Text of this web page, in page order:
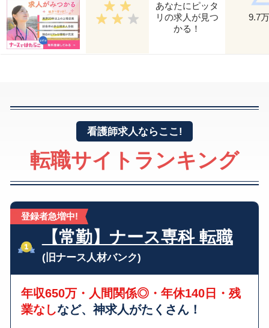
あなたにピッタ
リの求人が見つ
かる！
9.7
看護師求人ならここ!
転職サイトランキング
登録者急増中!
【常勤】ナース専科 転職
(旧ナース人材バンク)
年収650万・人間関係◎・年休140日・残
業なしなど、神求人がたくさん！